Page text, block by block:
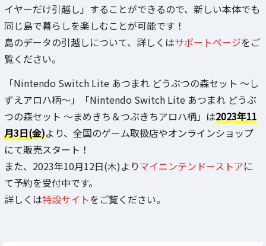
イヤーだけ引越し」することができるので、新しい本体でも
同じ島で暮らしを楽しむことが可能です！
島のデータの引越しについて、詳しくはサポートページをご
覧ください。
「Nintendo Switch Lite あつまれ どうぶつの森セット ～し
ずえアロハ柄～」「Nintendo Switch Lite あつまれ どうぶ
つの森セット ～まめきち＆つぶきちアロハ柄」は2023年11
月3日(金)より、全国のゲーム取扱店やオンラインショップ
にて販売スタート！
また、2023年10月12日(木)よりマイニンテンドーストアに
て予約を受付中です。
詳しくは特設サイトをご覧ください。